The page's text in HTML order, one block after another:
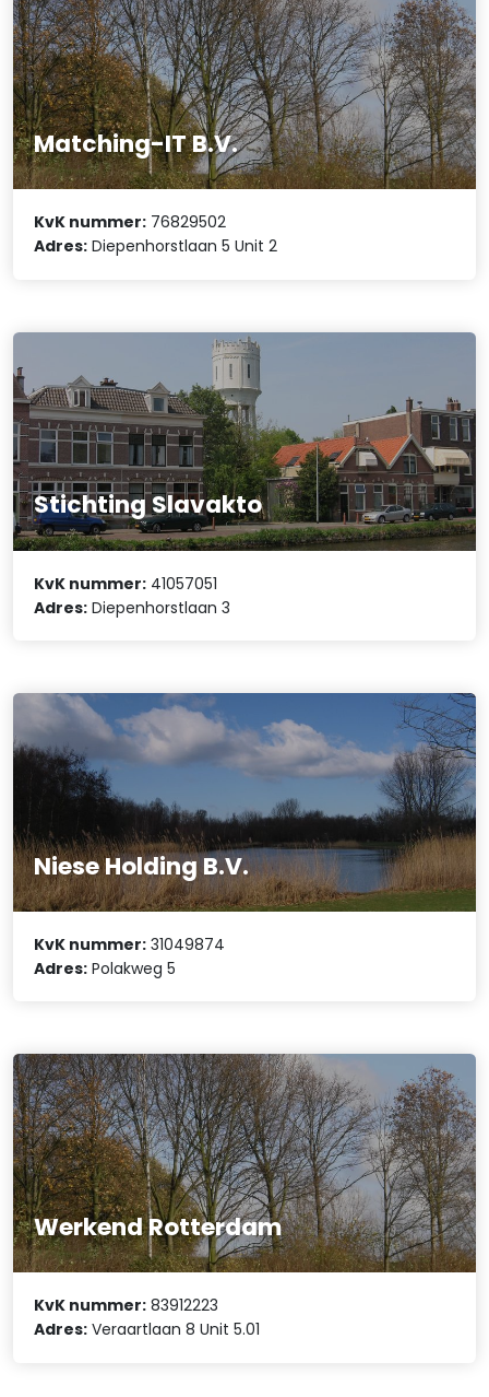
Matching-IT B.V.
KvK nummer: 76829502
Adres: Diepenhorstlaan 5 Unit 2
Stichting Slavakto
KvK nummer: 41057051
Adres: Diepenhorstlaan 3
Niese Holding B.V.
KvK nummer: 31049874
Adres: Polakweg 5
Werkend Rotterdam
KvK nummer: 83912223
Adres: Veraartlaan 8 Unit 5.01